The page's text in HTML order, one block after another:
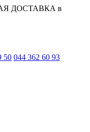
ДОСТАВКА в
50 044 362 60 93